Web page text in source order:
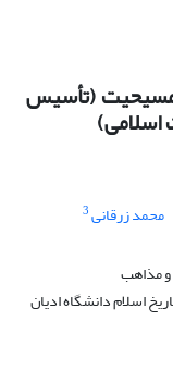
مسیحیت (تأسیس
اسلامی)
محمد زرقانی3
مذاهب
تشیع، استاد یار پایه 3 گروه تاریخ اسلام دانشگاه ادیان